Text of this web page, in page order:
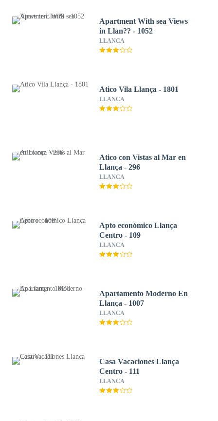
Apartment With sea Views
in Llan?? - 1052
LLANCA
Atico Vila Llança - 1801
LLANCA
Atico con Vistas al Mar en
Llança - 296
LLANCA
Apto económico Llança
Centro - 109
LLANCA
Apartamento Moderno En
Llança - 1007
LLANCA
Casa Vacaciones Llança
Centro - 111
LLANCA